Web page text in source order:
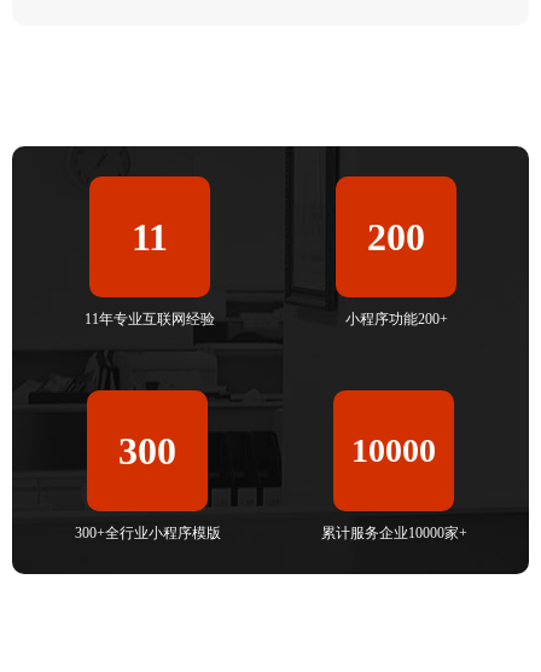
11
11年专业互联网经验
200
小程序功能200+
300
300+全行业小程序模版
10000
累计服务企业10000家+